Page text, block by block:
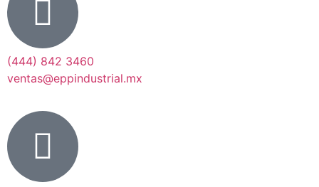
(444) 842 3460
ventas@eppindustrial.mx